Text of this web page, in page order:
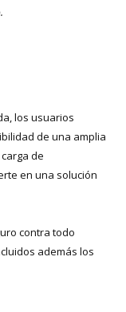
los usuarios
de una amplia
de
en una solución
contra todo
además los